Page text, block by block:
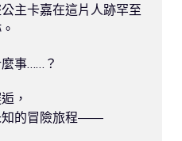
主卡嘉在這片人跡罕至
事……？
，
知的冒險旅程――